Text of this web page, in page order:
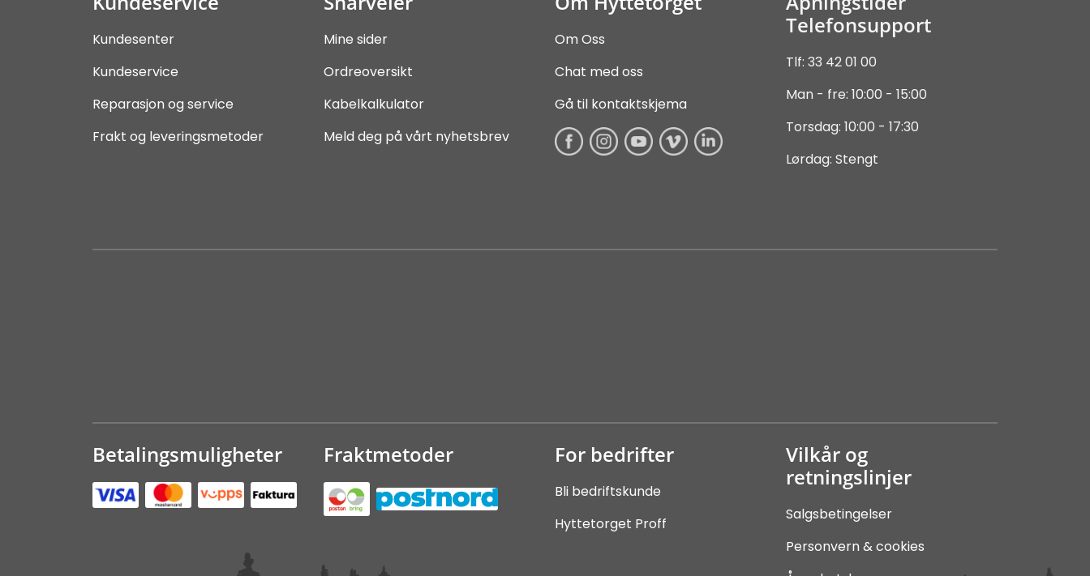
Kundesenter
Kundeservice
Reparasjon og service
Frakt og leveringsmetoder
For bedrifter
Bli bedriftskunde
Hyttetorget Proff
Mine sider
Ordreoversikt
Kabelkalkulator
Meld deg på vårt nyhetsbrev
Om Oss
Chat med oss
Gå til kontaktskjema
Betalingsmuligheter
Telefonsupport
Tlf: 33 42 01 00
Man - fre: 10:00 - 15:00
Torsdag: 10:00 - 17:30
Lørdag: Stengt
Fraktmetoder
Vilkår og
retningslinjer
Salgsbetingelser
Personvern & cookies